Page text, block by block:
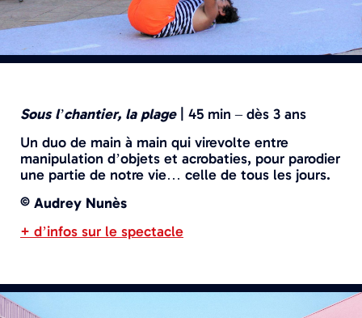
Sous l’chantier, la plage
45 min – dès 3 ans
Un duo de main à main qui virevolte entre
manipulation d’objets et acrobaties, pour parodier
une partie de notre vie… celle de tous les jours.
© Audrey Nunès
+ d’infos sur le spectacle